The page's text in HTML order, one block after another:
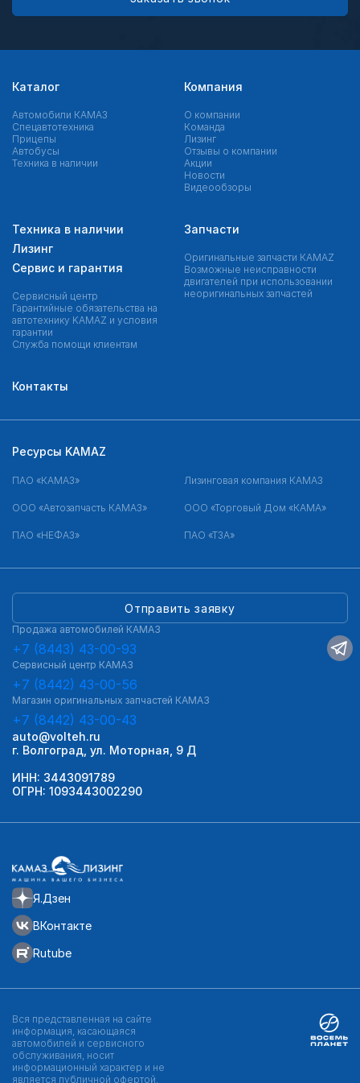
Каталог
Автомобили КАМАЗ
Спецавтотехника
Прицепы
Автобусы
Техника в наличии
Компания
О компании
Команда
Лизинг
Отзывы о компании
Акции
Новости
Видеообзоры
Техника в наличии
Лизинг
Сервис и гарантия
Сервисный центр
Гарантийные обязательства на
автотехнику KAMAZ и условия
гарантии
Служба помощи клиентам
Запчасти
Оригинальные запчасти КAMAZ
Возможные неисправности
двигателей при использовании
неоригинальных запчастей
Контакты
Я.Дзен
ВКонтакте
Rutube
Отправить заявку
Продажа автомобилей КАМАЗ
+7 (8443) 43-00-93
Сервисный центр КАМАЗ
+7 (8442) 43-00-56
Магазин оригинальных запчастей КАМАЗ
+7 (8442) 43-00-43
auto@volteh.ru
г. Волгоград, ул. Моторная, 9 Д
ИНН: 3443091789
ОГРН: 1093443002290
Ресурсы KAMAZ
ПАО «КАМАЗ» Лизинговая компания КАМАЗ
ООО «Автозапчасть КАМАЗ» ООО «Торговый Дом «КАМА»
ПАО «НЕФАЗ» ПАО «ТЗА»
Вся представленная на сайте
информация, касающаяся
автомобилей и сервисного
обслуживания, носит
информационный характер и не
является публичной офертой,